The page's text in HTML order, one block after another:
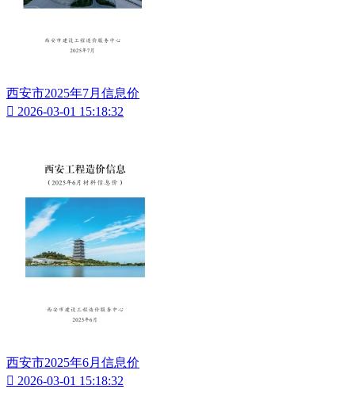
西安市2025年7月信息价
 2026-03-01 15:18:32
西安市2025年6月信息价
 2026-03-01 15:18:32